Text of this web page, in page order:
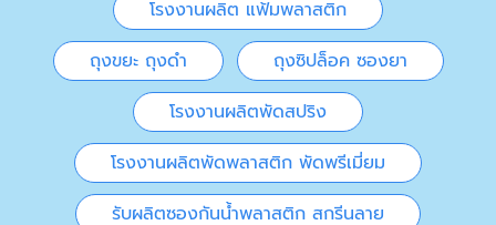
โรงงานผลิต แฟ้มพลาสติก
ถุงขยะ ถุงดำ
ถุงซิปล็อค ซองยา
โรงงานผลิตพัดสปริง
โรงงานผลิตพัดพลาสติก พัดพรีเมี่ยม
รับผลิตซองกันน้ำพลาสติก สกรีนลาย